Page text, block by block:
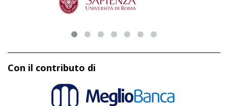
Con il contributo di